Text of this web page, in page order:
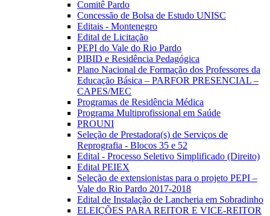
Comitê Pardo
Concessão de Bolsa de Estudo UNISC
Editais - Montenegro
Edital de Licitação
PEPI do Vale do Rio Pardo
PIBID e Residência Pedagógica
Plano Nacional de Formação dos Professores da
Educação Básica – PARFOR PRESENCIAL –
CAPES/MEC
Programas de Residência Médica
Programa Multiprofissional em Saúde
PROUNI
Seleção de Prestadora(s) de Serviços de
Reprografia - Blocos 35 e 52
Edital - Processo Seletivo Simplificado (Direito)
Edital PEIEX
Seleção de extensionistas para o projeto PEPI –
Vale do Rio Pardo 2017-2018
Edital de Instalação de Lancheria em Sobradinho
ELEIÇÕES PARA REITOR E VICE-REITOR